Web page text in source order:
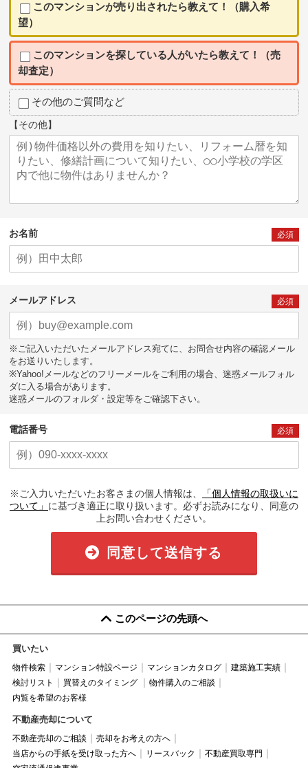
このマンションが売り出されたら教えて！（購入希
望）
このマンションを探している人がいたら教えて！（売
却査定）
その他のご質問など
【その他】
お名前 必須
メールアドレス 必須
※ご記入いただいたメールアドレス宛てに、お問合せ内容の確認メール
をお送りいたします。
※Yahoo!メールなどのフリーメールをご利用の場合、迷惑メールフォル
ダに入る場合があります。
迷惑メールのフォルダ・設定等をご確認下さい。
電話番号 必須
※ご入力いただいたお客さまの個人情報は、
「個人情報の取扱いに
ついて」 に基づき適正に取り扱います。必ずお読みになり、同意の
上お問い合わせください。
同意して送信する
このページの先頭へ
買いたい
物件検索 マンション特設ページ マンションカタログ
建築施工実績
検討リスト
買替えのタイミング
物件購入のご相談
内覧を希望のお客様
不動産売却について
不動産売却のご相談
売却をお考えの方へ
当店からの手紙を受け取った方へ
リースバック
不動産買取専門